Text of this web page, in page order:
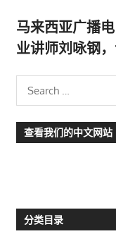
马来西亚广播
业讲师刘咏钢
查看我们的中文网站
分类目录